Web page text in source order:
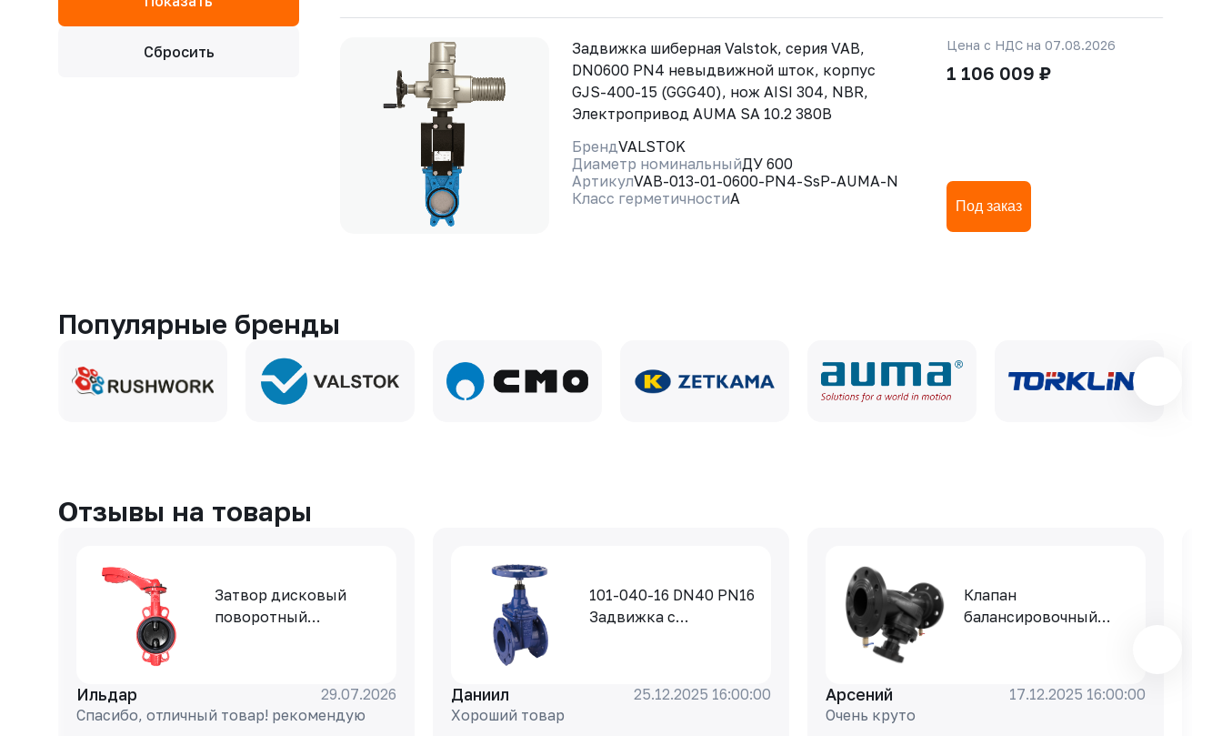
Задвижка шиберная Valstok, серия VAB,
DN0600 PN4 невыдвижной шток, корпус
GJS-400-15 (GGG40), нож AISI 304, NBR,
Электропривод AUMA SA 10.2 380В
БрендVALSTOK
Диаметр номинальныйДУ 600
АртикулVAB-013-01-0600-PN4-SsP-AUMA-N
Класс герметичностиA
Цена с НДС на 07.08.2026
1 106 009 ₽
Под заказ
Популярные бренды
Отзывы на товары
Затвор дисковый
поворотный
GJS-400-15 (GGG40),
уплотнение - EPDM,
Ильдар
29.07.2026
Спасибо, отличный товар! рекомендую
101-040-16 DN40 PN16
Задвижка с
EPDM, Tmax=110°C Ф/
Даниил
25.12.2025 16:00:00
Хороший товар
Клапан
балансировочный
(GGG40), клапан -
Арсений
17.12.2025 16:00:00
Очень круто